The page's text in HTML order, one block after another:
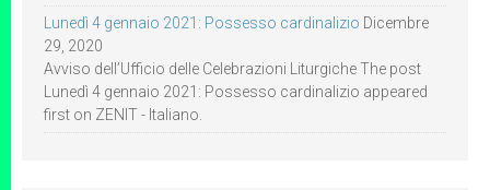
Lunedì 4 gennaio 2021: Possesso cardinalizio Dicembre
29, 2020
Avviso dell’Ufficio delle Celebrazioni Liturgiche The post
Lunedì 4 gennaio 2021: Possesso cardinalizio appeared
first on ZENIT - Italiano.